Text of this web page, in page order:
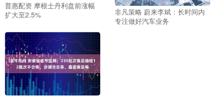
普惠配资 摩根士丹利盘前涨幅
扩大至2.5%
非凡策略 蔚来李斌：长时间内
专注做好汽车业务